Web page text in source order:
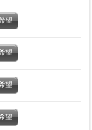
望
望
望
望